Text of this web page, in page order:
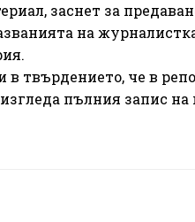
заснет за
на
в твърдението, че в
пълния запис на